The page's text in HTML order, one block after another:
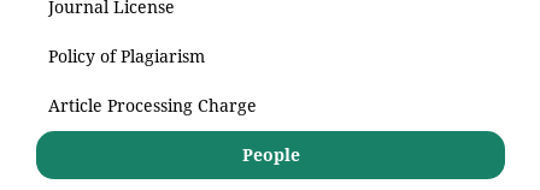
Journal License
Policy of Plagiarism
Article Processing Charge
People